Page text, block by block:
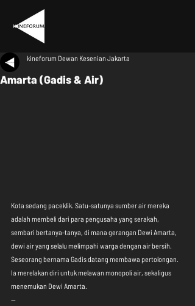
Amarta (Gadis & Air)
kineforum Dewan Kesenian Jakarta
Kota sedang paceklik. Satu-satunya sumber air mereka
adalah membeli dari para pengusaha yang serakah,
sembari bertanya-tanya, di mana gerangan Dewi Amarta,
dewi air yang selalu melimpahi warga dengan air bersih.
Seseorang bernama Gadis datang membawa pertolongan.
Ia merelakan diri untuk melawan monopoli air, sekaligus
menemukan Dewi Amarta.
--